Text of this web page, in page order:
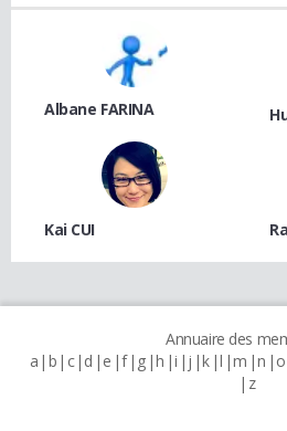
Albane FARINA
Kai CUI
Annuaire des
a b c d e f g h i j k l m n o
z